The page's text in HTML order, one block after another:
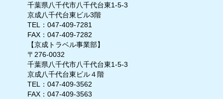
千葉県八千代市八千代台東1-5-3
京成八千代台東ビル3階
TEL：047-409-7281
FAX：047-409-7282
【京成トラベル事業部】
〒276-0032
千葉県八千代市八千代台東1-5-3
京成八千代台東ビル４階
TEL：047-409-3562
FAX：047-409-3563